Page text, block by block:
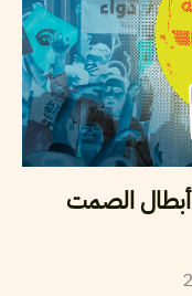
أبطال الصمت